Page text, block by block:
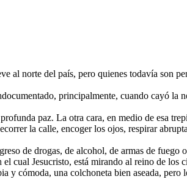
al norte del país, pero quienes todavía son
principalmente, cuando cayó la
paz. La otra cara, en medio de esa
la calle, encoger los ojos, respirar
de drogas, de alcohol, de armas de fuego
cual Jesucristo, está mirando al reino de los
y cómoda, una colchoneta bien aseada, pero